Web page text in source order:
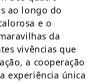
ao longo do
e o
da
vivências que
a cooperação
experiência única